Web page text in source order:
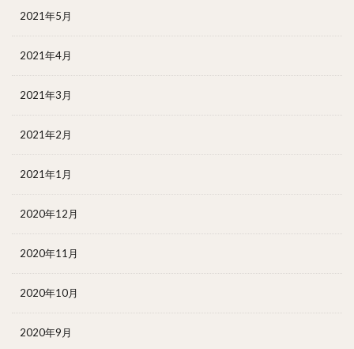
2021年5月
2021年4月
2021年3月
2021年2月
2021年1月
2020年12月
2020年11月
2020年10月
2020年9月